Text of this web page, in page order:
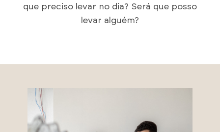
que preciso levar no dia? Será que posso
levar alguém?